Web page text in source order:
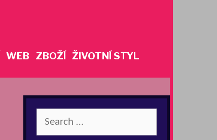
WEB ZBOŽÍ ŽIVOTNÍ STYL
for: